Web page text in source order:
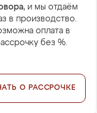
, и мы отдаём
в производство.
оплата в
без %.
О РАССРОЧКЕ